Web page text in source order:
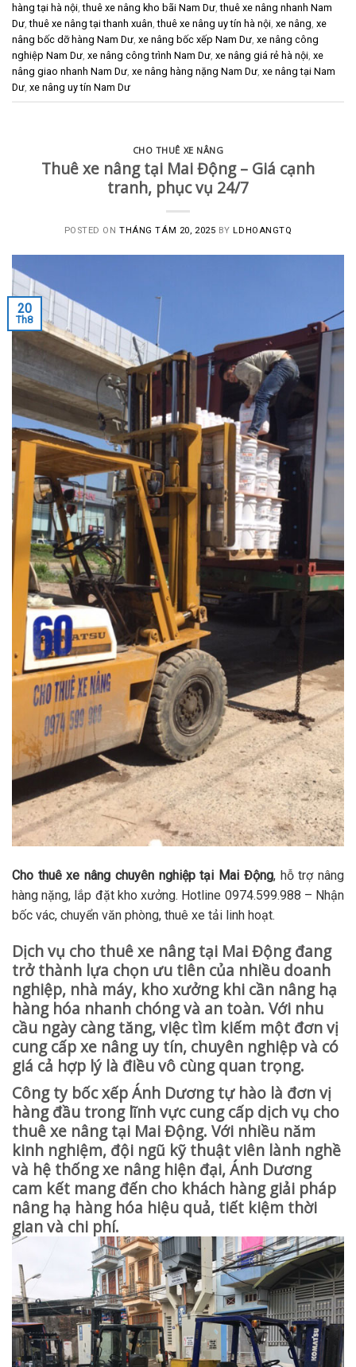
hàng tại hà nội ,thuê xe nâng kho bãi Nam Dư ,thuê xe nâng nhanh Nam
Dư ,thuê xe nâng tại thanh xuân ,thuê xe nâng uy tín hà nội xe nâng xe
nâng bốc dỡ hàng Nam Dư xe nâng bốc xếp Nam Dư xe nâng công
nghiệp Nam Dư xe nâng công trình Nam Dư xe nâng giá rẻ hà nội xe
nâng giao nhanh Nam Dư xe nâng hàng nặng Nam Dư xe nâng tại Nam
Dư xe nâng uy tín Nam Dư
CHO THUÊ XE NÂNG
Thuê xe nâng tại Mai Động – Giá cạnh
tranh, phục vụ 24/7
POSTED ONTHÁNG TÁM 20, 2025 BYLDHOANGTQ
20
Th8
Cho thuê xe nâng chuyên nghiệp tại Mai Động, hỗ trợ nâng
hàng nặng, lắp đặt kho xưởng. Hotline 0974.599.988 – Nhận
bốc vác, chuyển văn phòng, thuê xe tải linh hoạt.
Dịch vụ cho thuê xe nâng tại Mai Động đang
trở thành lựa chọn ưu tiên của nhiều doanh
nghiệp, nhà máy, kho xưởng khi cần nâng hạ
hàng hóa nhanh chóng và an toàn. Với nhu
cầu ngày càng tăng, việc tìm kiếm một đơn vị
cung cấp xe nâng uy tín, chuyên nghiệp và có
giá cả hợp lý là điều vô cùng quan trọng.
Công ty bốc xếp Ánh Dương tự hào là đơn vị
hàng đầu trong lĩnh vực cung cấp dịch vụ cho
thuê xe nâng tại Mai Động. Với nhiều năm
kinh nghiệm, đội ngũ kỹ thuật viên lành nghề
và hệ thống xe nâng hiện đại, Ánh Dương
cam kết mang đến cho khách hàng giải pháp
nâng hạ hàng hóa hiệu quả, tiết kiệm thời
gian và chi phí.